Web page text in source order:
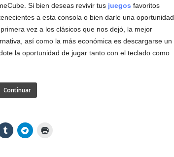
Si bien deseas revivir tus juegos favoritos
a esta consola o bien darle una oportunidad
vez a los clásicos que nos dejó, la mejor
así como la más económica es descargarse un
la oportunidad de jugar tanto con el teclado como
Continuar